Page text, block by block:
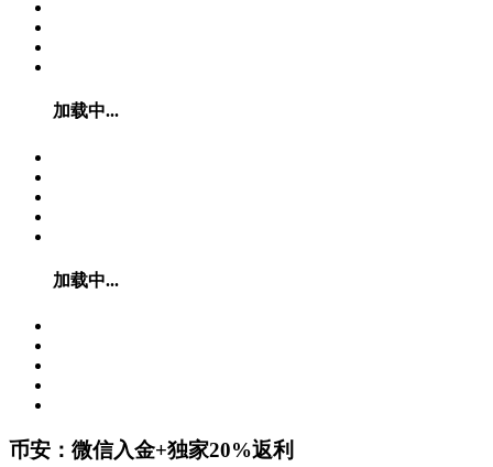
加载中...
加载中...
币安：微信入金+独家20%返利